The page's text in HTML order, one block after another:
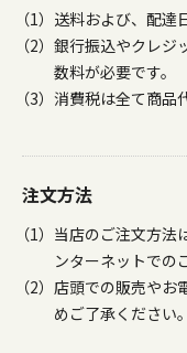
送料および、配達
銀行振込やクレジ
数料が必要です。
消費税は全て商品
注文方法
当店のご注文方法
ンターネットでの
店頭での販売やお
めご了承ください。